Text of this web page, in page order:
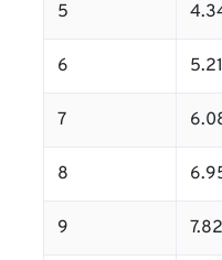
5
6
7
8
9